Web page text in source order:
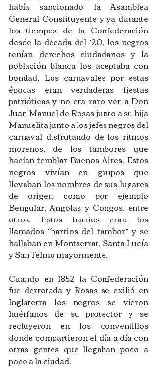
había sancionado la Asamblea
General Constituyente y ya durante
los tiempos de la Confederación
desde la década del ’20, los negros
tenían derechos ciudadanos y la
población blanca los aceptaba con
bondad. Los carnavales por estas
épocas eran verdaderas fiestas
patrióticas y no era raro ver a Don
Juan Manuel de Rosas junto a su hija
Manuelita junto a los jefes negros del
carnaval disfrutando de los ritmos
morenos, de los tambores que
hacían temblar Buenos Aires. Estos
negros vivían en grupos que
llevaban los nombres de sus lugares
de origen como por ejemplo
Bengular, Angolas y Congos, entre
otros. Estos barrios eran los
llamados “barrios del tambor” y se
hallaban en Montserrat, Santa Lucía
y San Telmo mayormente.
Cuando en 1852 la Confederación
fue derrotada y Rosas se exilió en
Inglaterra los negros se vieron
huérfanos de su protector y se
recluyeron en los conventillos
donde compartieron el día a día con
otras gentes que llegaban poco a
poco a la ciudad.